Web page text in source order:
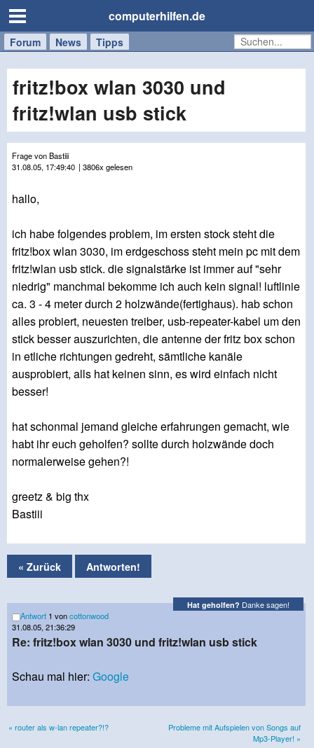
computerhilfen.de
Forum News Tipps
Handy
Tablet
Windows
Mac
fritz!box wlan 3030 und
fritz!wlan usb stick
Frage von Bastiii
31.08.05, 17:49:40 | 3806x gelesen
hallo,
ich habe folgendes problem, im ersten stock steht die
fritz!box wlan 3030, im erdgeschoss steht mein pc mit dem
fritz!wlan usb stick. die signalstärke ist immer auf "sehr
niedrig" manchmal bekomme ich auch kein signal! luftlinie
ca. 3 - 4 meter durch 2 holzwände(fertighaus). hab schon
alles probiert, neuesten treiber, usb-repeater-kabel um den
stick besser auszurichten, die antenne der fritz box schon
in etliche richtungen gedreht, sämtliche kanäle
ausprobiert, alls hat keinen sinn, es wird einfach nicht
besser!
hat schonmal jemand gleiche erfahrungen gemacht, wie
habt ihr euch geholfen? sollte durch holzwände doch
normalerweise gehen?!
greetz & big thx
Bastiii
« Zurück Antworten!
Hat geholfen? Danke sagen!
Antwort 1 voncottonwood
31.08.05, 21:36:29
Re: fritz!box wlan 3030 und fritz!wlan usb stick
Schau mal hier: Google
« router als w-lan repeater?!?
Probleme mit Aufspielen von Songs auf
Mp3-Player! »